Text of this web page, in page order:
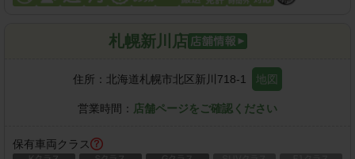
札幌新川店
住所： 北海道札幌市北区新川718-1 地図
営業時間： 店舗ページをご確認ください
保有車両クラス